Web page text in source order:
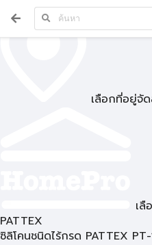
เลือกที่อยู่จั
เลื
PATTEX
ซิลิโคนชนิดไร้กรด PATTEX